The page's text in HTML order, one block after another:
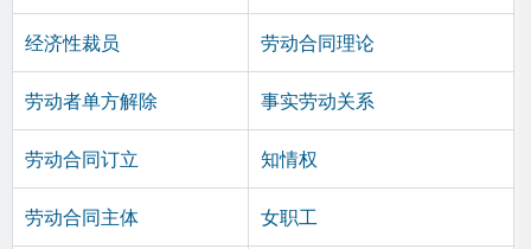
经济性裁员 劳动合同理论
劳动者单方解除 事实劳动关系
劳动合同订立 知情权
劳动合同主体 女职工